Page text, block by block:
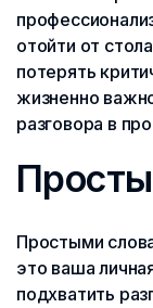
отойти от
потерять
жизненно
разговора в
Простыми
это ваша
подхватить